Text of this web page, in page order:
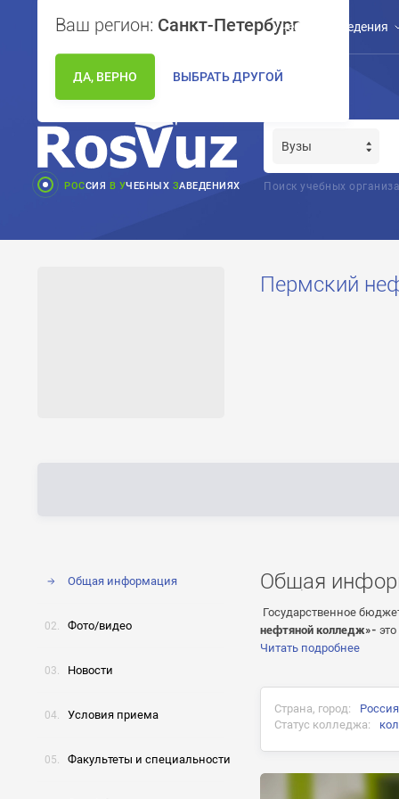
Ваш регион: Санкт-Петербург
ДА, ВЕРНО ВЫБРАТЬ ДРУГОЙ
Учебные заведения
РОССИЯ В УЧЕБНЫХ ЗАВЕДЕНИЯХ Поиск учебных
Пермский
Общая информация
Фото/видео
Новости
Условия приема
Факультеты и специальности
Общая
Государственное
нефтяной колледж»-
Читать подробнее
Страна, город:
Статус колледжа:
Документ об
Диплом